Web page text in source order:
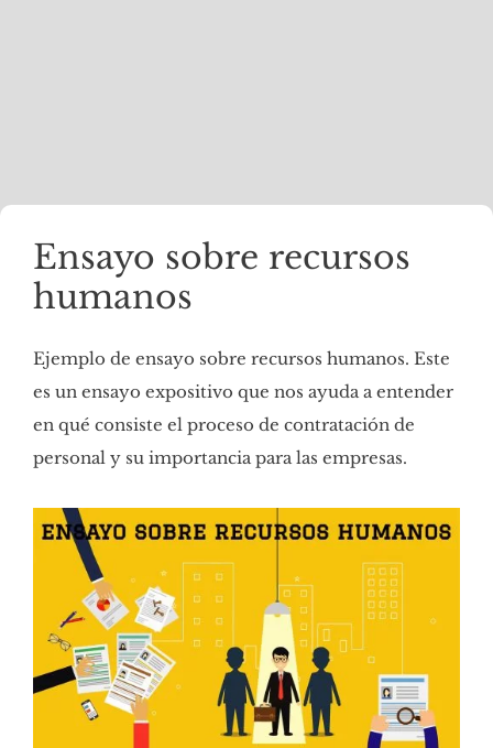
Ensayo sobre recursos
humanos
Ejemplo de ensayo sobre recursos humanos. Este
es un ensayo expositivo que nos ayuda a entender
en qué consiste el proceso de contratación de
personal y su importancia para las empresas.